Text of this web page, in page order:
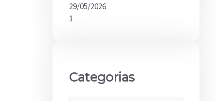
29/05/2026
Categorias